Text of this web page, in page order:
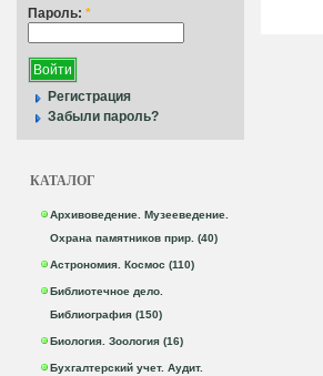
Пароль: *
Регистрация
Забыли пароль?
КАТАЛОГ
Архивоведение. Музееведение.
Охрана памятников прир. (40)
Астрономия. Космос (110)
Библиотечное дело.
Библиография (150)
Биология. Зоология (16)
Бухгалтерский учет. Аудит.